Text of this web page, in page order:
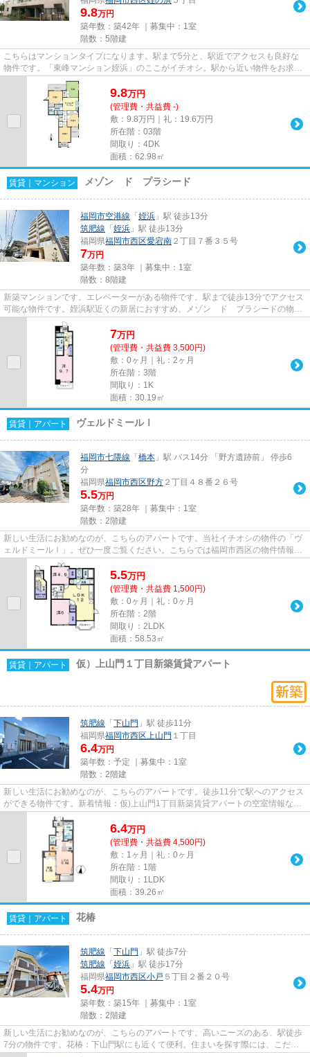
9.8万円
築年数：築42年 ｜募集中： 1室
階数：5階建
こちらはマンションタイプになります。駅まで5分と、駅近でアクセスも良好な
物件です。「東峰マンション姪浜」のここがイチオシ。駅から近い物件をお求め
の方はライズエステートまでご...
9.8万円
(管理費・共益費 -)
敷：9.8万円｜礼：19.6万円
所在階：03階
間取り：4DK
面積：62.98㎡
賃貸｜マンション メゾン ド プラシード
福岡市空港線 「 姪浜 」駅 徒歩13分
筑肥線 「 姪浜 」駅 徒歩13分
福岡県福岡市西区愛宕南 ２丁目７番３５号
7万円
築年数：築3年 ｜募集中： 1室
階数：8階建
新築マンションです。エレベーターがある物件です。駅まで徒歩13分でアクセス
可能な物件です。姪浜駅近くの新居におすすめ、メゾン ド プラシードの物件
情報。住まいは福岡市西区で...
7万円
(管理費・共益費 3,500円)
敷：0ヶ月｜礼：2ヶ月
所在階：3階
間取り：1K
面積：30.19㎡
賃貸｜アパート ヴェルドミールⅠ
福岡市七隈線 「 橋本 」駅 バス14分 「野方遺跡前」 停歩6
分
福岡県福岡市西区野方 ２丁目４８番２６号
5.5万円
築年数：築28年 ｜募集中： 1室
階数：2階建
新しい生活にお勧めなのが、こちらのアパートです。当社イチオシの物件の「ヴ
ェルドミールⅠ」。ぜひ一度ご覧ください。こちらでは福岡市西区の物件情報を
掲載しております。そのほか、...
5.5万円
(管理費・共益費 1,500円)
敷：0ヶ月｜礼：0ヶ月
所在階：2階
間取り：2LDK
面積：58.53㎡
賃貸｜アパート 仮）上山門１丁目新築賃貸アパート
筑肥線 「 下山門 」駅 徒歩11分
福岡県福岡市西区上山門 １丁目
6.4万円
築年数：予定 ｜募集中： 1室
階数：2階建
新しい生活にお勧めなのが、こちらのアパートです。徒歩11分で駅へのアクセス
ができる物件です。新着情報：仮)上山門1丁目新築賃貸アパートの空室情報なら
コチラ。福岡市西区に引っ越...
6.4万円
(管理費・共益費 4,500円)
敷：1ヶ月｜礼：0ヶ月
所在階：1階
間取り：1LDK
面積：39.26㎡
賃貸｜アパート 花椿
筑肥線 「 下山門 」駅 徒歩7分
筑肥線 「 姪浜 」駅 徒歩17分
福岡県福岡市西区小戸 ５丁目２番２０号
5.4万円
築年数：築15年 ｜募集中： 1室
階数：2階建
新しい生活にお勧めなのが、こちらのアパートです。高いニーズのある、駅徒歩
7分の物件です。花椿：下山門駅にも近くて便利。住まいを探す際には、こだわ